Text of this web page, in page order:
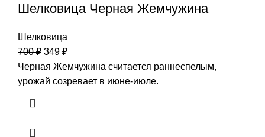
Шелковица Черная Жемчужина
Шелковица
700₽ 349 ₽
Черная Жемчужина считается раннеспелым,
урожай созревает в июне-июле.